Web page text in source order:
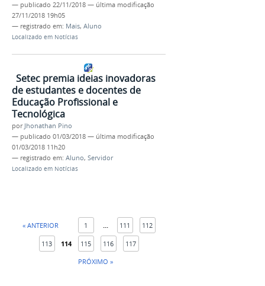
— publicado 22/11/2018 — última modificação
27/11/2018 19h05
— registrado em: Mais, Aluno
Localizado em Notícias
Setec premia ideias inovadoras
de estudantes e docentes de
Educação Profissional e
Tecnológica
por Jhonathan Pino
— publicado 01/03/2018 — última modificação
01/03/2018 11h20
— registrado em: Aluno, Servidor
Localizado em Notícias
« ANTERIOR 1 111 112
113 114 115 116
117
PRÓXIMO »